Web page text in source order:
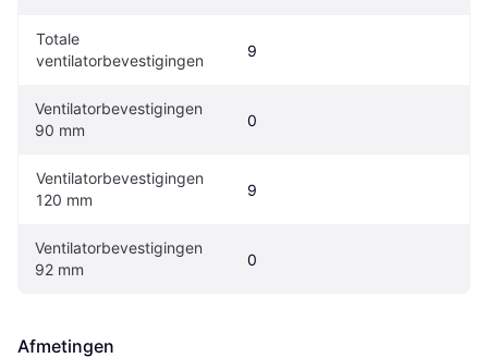
Totale
ventilatorbevestigingen
9
Ventilatorbevestigingen
90 mm
0
Ventilatorbevestigingen
120 mm
9
Ventilatorbevestigingen
92 mm
0
Afmetingen